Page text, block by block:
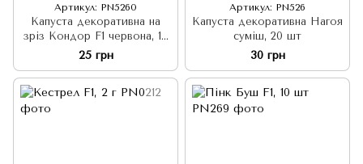
Артикул: PN5260
Капуста декоративна на
зріз Кондор F1 червона, 10
шт
25 грн
Артикул: PN526
Капуста декоративна Нагоя
суміш, 20 шт
30 грн